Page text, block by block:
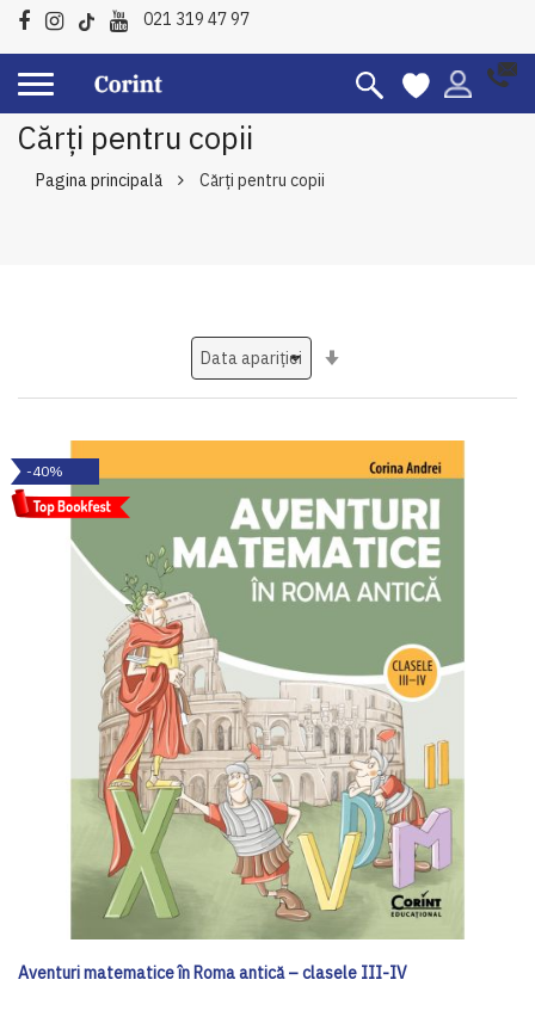
021 319 47 97
Cărți pentru copii
Pagina principală Cărți pentru copii
-40%
Aventuri matematice în Roma antică – clasele III-IV